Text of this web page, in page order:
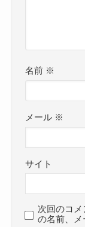
名前 ※
メール ※
サイト
次回のコ
の名前、メ